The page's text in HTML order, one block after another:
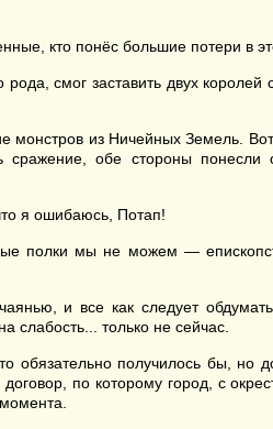
кто понёс большие потери в
смог заставить двух королей
из Ничейных Земель. Вот
обе стороны
я ошибаюсь, Потап!
полки мы не можем —
и все как следует
только не сейчас.
получилось бы, но
по которому город, с